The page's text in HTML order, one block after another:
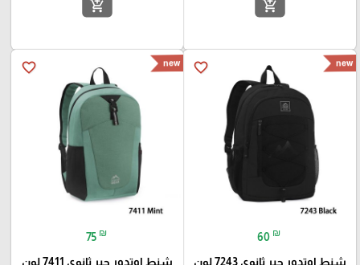
add_shopping_cart
add_shopping_cart
favorite_border new
60 ₪
شنط اوتدور جير ثانوي 7243 لون
favorite_border new
75 ₪
شنط اوتدور جير ثانوي 7411 لون